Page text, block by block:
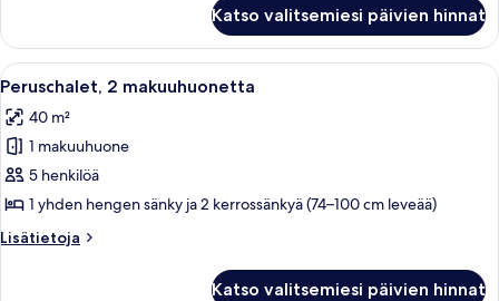
2
makuuhuonetta
Katso valitsemiesi päivien hinnat
Avaa
kaikki
huonetyypin
Peruschalet,
2
makuuhuonetta
kuvat
Puisesta hirrestä rakennettu
4
Peruschalet, 2 makuuhuonetta
40 m²
1 makuuhuone
5 henkilöä
1 yhden hengen sänky ja 2 kerrossänkyä (74–100 cm leveää)
Lisätietoja
Lisätietoja
Katso valitsemiesi päivien hinnat